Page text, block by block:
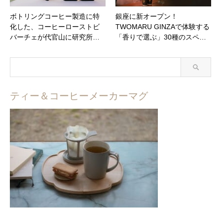
ボトリングコーヒー製造に特
化した、コーヒーローストビ
バーチェが代官山に研究所…
銀座に新オープン！
TWOMARU GINZAで体験する
「香りで選ぶ」30種のスペ…
ティー＆コーヒーメーカーマグ